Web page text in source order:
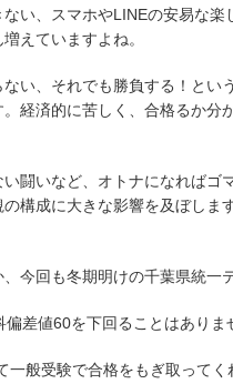
い、スマホやLINEの安易な
えていますよね。
い、それでも勝負する！と
経済的に苦しく、合格るか
闘いなど、オトナになれば
構成に大きな影響を及ぼし
今回も冬期明けの千葉県統一
差値60を下回ることはあり
一般受験で合格をもぎ取って